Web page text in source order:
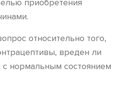
приобретения
относительно того,
вреден ли
нормальным состоянием